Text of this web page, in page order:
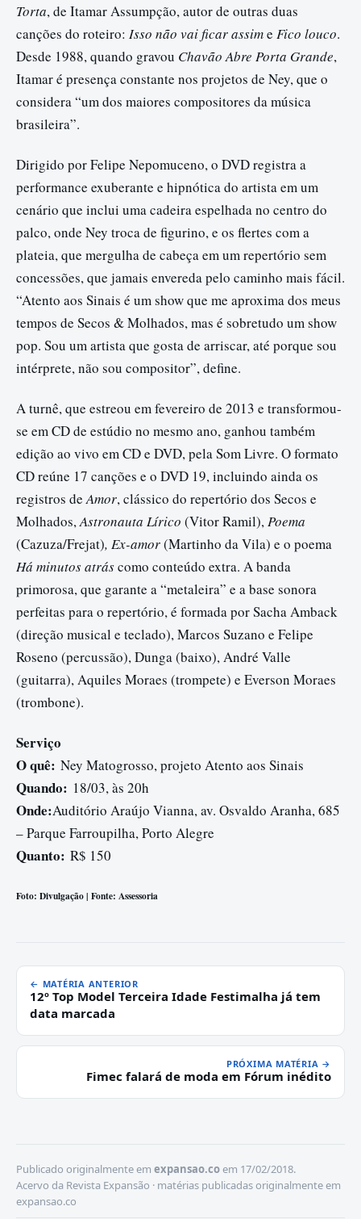
Torta, de Itamar Assumpção, autor de outras duas
canções do roteiro: Isso não vai ficar assime Fico louco.
Desde 1988, quando gravou Chavão Abre Porta Grande,
Itamar é presença constante nos projetos de Ney, que o
considera “um dos maiores compositores da música
brasileira”.
Dirigido por Felipe Nepomuceno, o DVD registra a
performance exuberante e hipnótica do artista em um
cenário que inclui uma cadeira espelhada no centro do
palco, onde Ney troca de figurino, e os flertes com a
plateia, que mergulha de cabeça em um repertório sem
concessões, que jamais envereda pelo caminho mais fácil.
“Atento aos Sinais é um show que me aproxima dos meus
tempos de Secos & Molhados, mas é sobretudo um show
pop. Sou um artista que gosta de arriscar, até porque sou
intérprete, não sou compositor”, define.
A turnê, que estreou em fevereiro de 2013 e transformou-
se em CD de estúdio no mesmo ano, ganhou também
edição ao vivo em CD e DVD, pela Som Livre. O formato
CD reúne 17 canções e o DVD 19, incluindo ainda os
registros deAmor, clássico do repertório dos Secos e
Molhados,Astronauta Lírico (Vitor Ramil),Poema
(Cazuza/Frejat), Ex-amor(Martinho da Vila) e o poema
Há minutos atráscomo conteúdo extra. A banda
primorosa, que garante a “metaleira” e a base sonora
perfeitas para o repertório, é formada por Sacha Amback
(direção musical e teclado), Marcos Suzano e Felipe
Roseno (percussão), Dunga (baixo), André Valle
(guitarra), Aquiles Moraes (trompete) e Everson Moraes
(trombone).
Serviço
O quê: Ney Matogrosso, projeto Atento aos Sinais
Quando: 18/03, às 20h
Onde:Auditório Araújo Vianna, av. Osvaldo Aranha, 685
– Parque Farroupilha, Porto Alegre
Quanto: R$ 150
Foto: Divulgação | Fonte: Assessoria
← MATÉRIA ANTERIOR
12º Top Model Terceira Idade Festimalha já tem
data marcada
PRÓXIMA MATÉRIA →
Fimec falará de moda em Fórum inédito
Publicado originalmente em expansao.coem 17/02/2018.
Acervo da Revista Expansão · matérias publicadas originalmente em
expansao.co